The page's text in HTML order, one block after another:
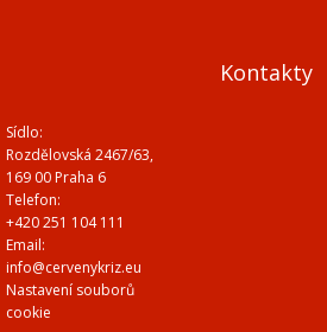
Kontakty
Sídlo:
Rozdělovská 2467/63,
169 00 Praha 6
Telefon:
+420 251 104 111
Email:
info@cervenykriz.eu
Nastavení souborů
cookie